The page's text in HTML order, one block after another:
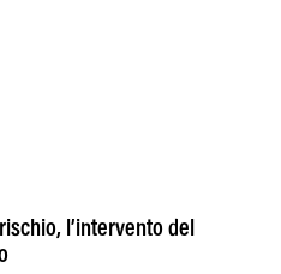
l’intervento del